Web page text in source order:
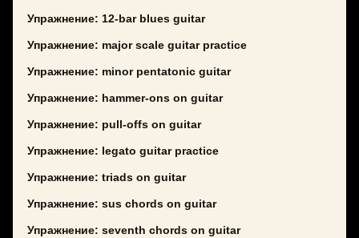
Упражнение: 12-bar blues guitar
Упражнение: major scale guitar practice
Упражнение: minor pentatonic guitar
Упражнение: hammer-ons on guitar
Упражнение: pull-offs on guitar
Упражнение: legato guitar practice
Упражнение: triads on guitar
Упражнение: sus chords on guitar
Упражнение: seventh chords on guitar